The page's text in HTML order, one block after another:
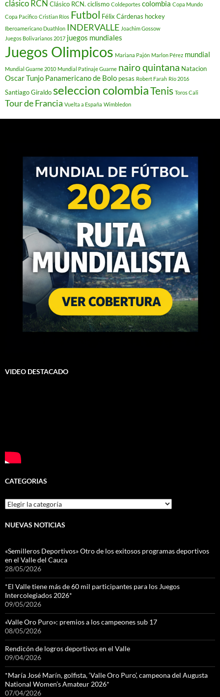
clásico RCN Clásico RCN. ciclismo Coldeportes colombia Copa Mundo
Copa Pacifico Cristian Ríos Futbol Félix Cárdenas hockey
Iberoamericano Duathlon INDERVALLE Joachim Gossow
Juegos Bolivarianos 2017 juegos mundiales
Juegos Olimpicos Mariana Pajón Marlon Pérez mundial
Mundial Guarne 2010 Mundial Patinaje Guarne nairo quintana Natacion
Oscar Tunjo Panamericano de Bolo pesas Robert Farah Río 2016
Santiago Giraldo seleccion colombiaTenis Toros Cali
Tour de Francia Vuelta a España Wimbledon
VIDEO DESTACADO
CATEGORIAS
Categorias
NUEVAS NOTICIAS
«Semilleros Deportivos» Otro de los exitosos programas deportivos
en el Valle del Cauca
28/05/2026
*El Valle tiene más de 60 mil participantes para los Juegos
Intercolegiados 2026*
09/05/2026
«Valle Oro Puro»: premios a los campeones sub 17
08/05/2026
Rendicón de logros deportivos en el Valle
09/04/2026
*María José Marín, golfista, ‘Valle Oro Puro’, campeona del Augusta
National Women’s Amateur 2026*
07/04/2026